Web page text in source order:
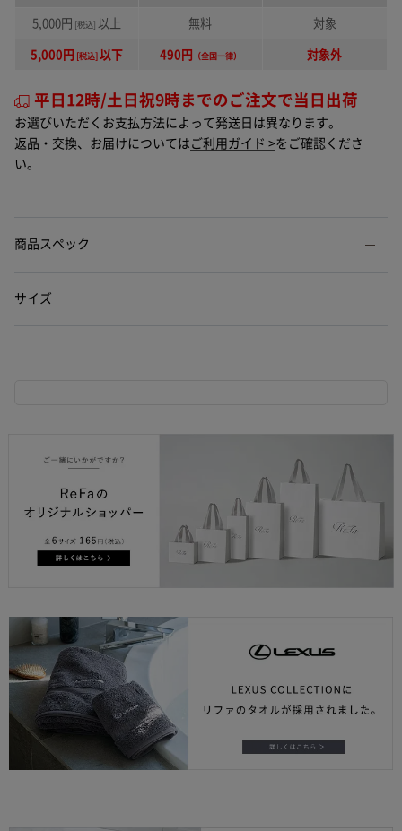
5,000円 [税込] 以上 無料 対象
5,000円 [税込] 以下 490円 （全国一律） 対象外
平日12時/土日祝9時までのご注文で当日出荷
お選びいただくお支払方法によって発送日は異なります。
返品・交換、お届けについては ご利用ガイド >をご確認くださ
い。
商品スペック
サイズ